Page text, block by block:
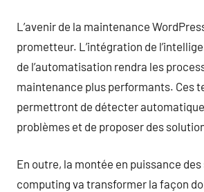
L’avenir de la maintenance
prometteur. L’intégration de
de l’automatisation rendra les
maintenance plus performants. Ces
permettront de détecter
problèmes et de proposer des
En outre, la montée en puissance
computing va transformer la façon